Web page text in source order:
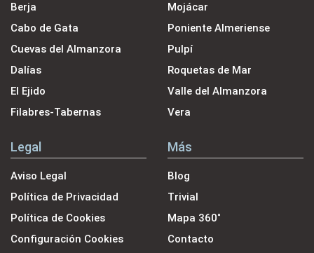
Berja
Cabo de Gata
Cuevas del Almanzora
Dalías
El Ejido
Filabres-Tabernas
Mojácar
Poniente Almeriense
Pulpí
Roquetas de Mar
Valle del Almanzora
Vera
Legal
Aviso Legal
Política de Privacidad
Política de Cookies
Configuración Cookies
Más
Blog
Trivial
Mapa 360˚
Contacto